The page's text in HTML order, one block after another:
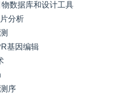
数据库和设计工具
分析
基因编辑
序